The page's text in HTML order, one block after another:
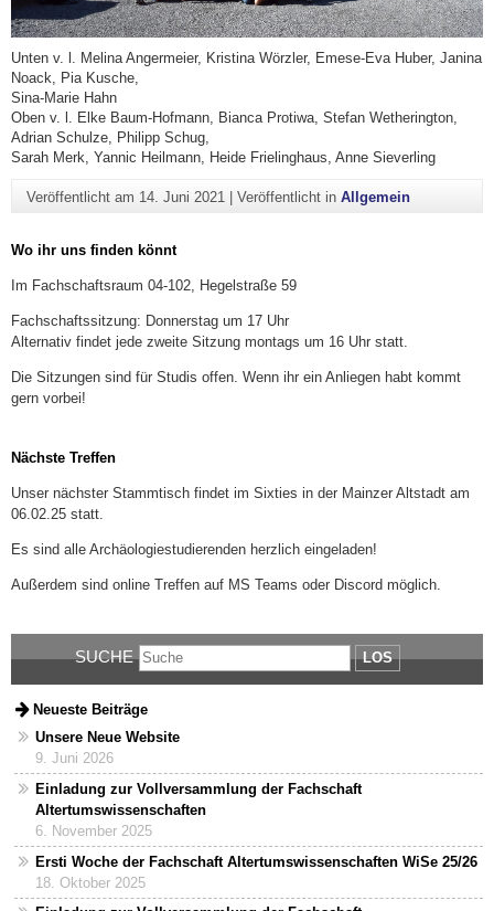
Unten v. l. Melina Angermeier, Kristina Wörzler, Emese-Eva Huber, Janina
Noack, Pia Kusche,
Sina-Marie Hahn
Oben v. l. Elke Baum-Hofmann, Bianca Protiwa, Stefan Wetherington,
Adrian Schulze, Philipp Schug,
Sarah Merk, Yannic Heilmann, Heide Frielinghaus, Anne Sieverling
Veröffentlicht am 14. Juni 2021 | Veröffentlicht in Allgemein
Wo ihr uns finden könnt
Im Fachschaftsraum 04-102, Hegelstraße 59
Fachschaftssitzung: Donnerstag um 17 Uhr
Alternativ findet jede zweite Sitzung montags um 16 Uhr statt.
Die Sitzungen sind für Studis offen. Wenn ihr ein Anliegen habt kommt
gern vorbei!
Nächste Treffen
Unser nächster Stammtisch findet im Sixties in der Mainzer Altstadt am
06.02.25 statt.
Es sind alle Archäologiestudierenden herzlich eingeladen!
Außerdem sind online Treffen auf MS Teams oder Discord möglich.
SUCHE LOS
Neueste Beiträge
Unsere Neue Website
9. Juni 2026
Einladung zur Vollversammlung der Fachschaft
Altertumswissenschaften
6. November 2025
Ersti Woche der Fachschaft Altertumswissenschaften WiSe 25/26
18. Oktober 2025